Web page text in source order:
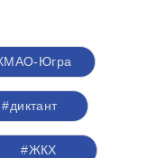
Югра
#диктант
#ЖКХ